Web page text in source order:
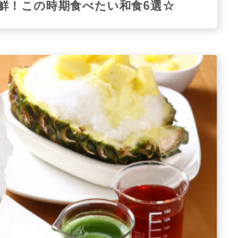
！この時期食べたい和食6選☆